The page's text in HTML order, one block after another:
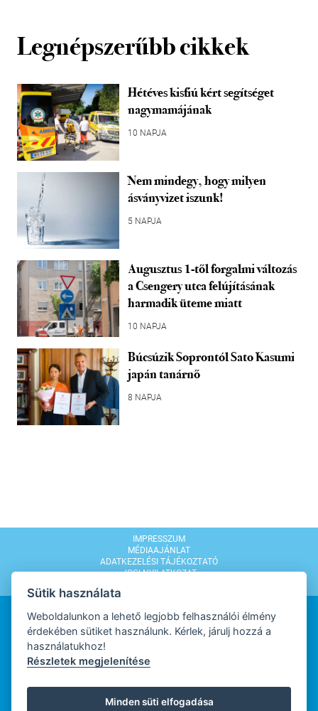
Legnépszerűbb cikkek
Hétéves kisfiú kért segítséget
nagymamájának
10 NAPJA
Nem mindegy, hogy milyen
ásványvizet iszunk!
5 NAPJA
Augusztus 1-től forgalmi változás
a Csengery utca felújításának
harmadik üteme miatt
10 NAPJA
Búcsúzik Soprontól Sato Kasumi
japán tanárnő
8 NAPJA
IMPRESSZUM
MÉDIAAJÁNLAT
ADATKEZELÉSI TÁJÉKOZTATÓ
JOGI NYILATKOZAT
WEBDESIGN
Sütik használata
Weboldalunkon a lehető legjobb felhasználói élmény
érdekében sütiket használunk. Kérlek, járulj hozzá a
használatukhoz!
Részletek megjelenítése
Minden süti elfogadása